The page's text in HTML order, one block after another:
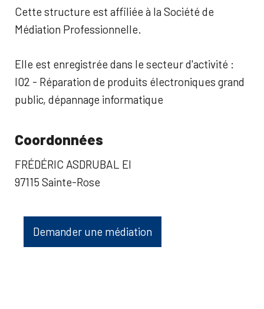
Cette structure est affiliée à la Société de
Médiation Professionnelle.
Elle est enregistrée dans le secteur d'activité :
I02 - Réparation de produits électroniques grand
public, dépannage informatique
Coordonnées
FRÉDÉRIC ASDRUBAL EI
97115 Sainte-Rose
Demander une médiation